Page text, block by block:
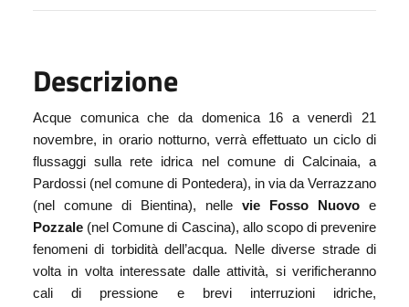
Descrizione
Acque comunica che da domenica 16 a venerdì 21
novembre, in orario notturno, verrà effettuato un ciclo di
flussaggi sulla rete idrica nel comune di Calcinaia, a
Pardossi (nel comune di Pontedera), in via da Verrazzano
(nel comune di Bientina), nelle vie Fosso Nuovo e
Pozzale (nel Comune di Cascina), allo scopo di prevenire
fenomeni di torbidità dell’acqua. Nelle diverse strade di
volta in volta interessate dalle attività, si verificheranno
cali di pressione e brevi interruzioni idriche,